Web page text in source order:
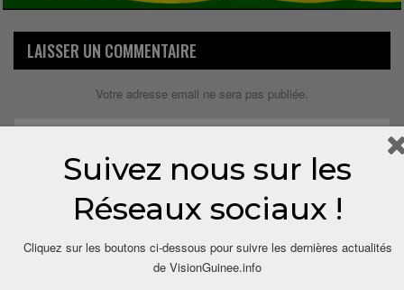
LAISSER UN COMMENTAIRE
Votre adresse email ne sera pas publiée.
Suivez nous sur les
Réseaux sociaux !
Cliquez sur les boutons ci-dessous pour suivre les dernières actualités
de VisionGuinee.info